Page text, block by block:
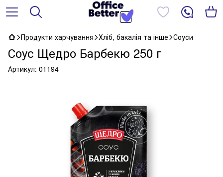
Продукти харчування Хліб, бакалія та інше Соуси
Соус Щедро Барбекю 250 г
Артикул: 01194